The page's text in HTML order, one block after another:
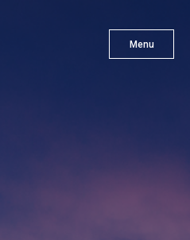
Menu
X